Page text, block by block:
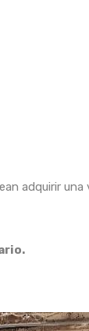
adquirir una